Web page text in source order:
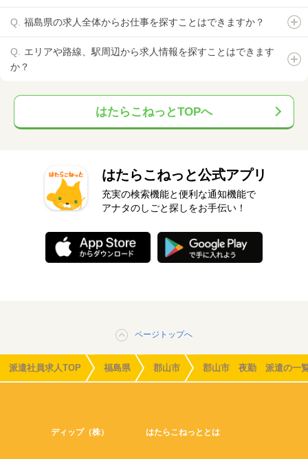
福島県の求人全体からお仕事を探すことはできますか？
エリアや路線、駅周辺から求人情報を探すことはできます
か？
はたらこねっとTOPへ
はたらこねっと公式アプリ
充実の検索機能と便利な通知機能で
アナタのしごと探しをお手伝い！
ページトップへ
派遣社員求人TOP 福島県 郡山市 郡山市 夜勤 派遣の一
ディップ（株） はたらこねっととは